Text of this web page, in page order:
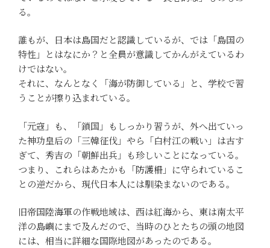
る。
誰もが、日本は島国だと認識しているが、では「島国の
特性」とはなにか？と全員が意識してかんがえているわ
けではない。
それに、なんとなく「海が防御している」と、学校で習
うことが擦り込まれている。
「元寇」も、「鎖国」もしっかり習うが、外へ出ていっ
た神功皇后の「三韓征伐」やら「白村江の戦い」は古す
ぎて、秀吉の「朝鮮出兵」も珍しいことになっている。
つまり、これらはあたかも「防護柵」に守られているこ
との逆だから、現代日本人には馴染まないのである。
旧帝国陸海軍の作戦地域は、西は紅海から、東は南太平
洋の島嶼にまで及んだので、当時のひとたちの頭の地図
には、相当に詳細な国際地図があったのである。